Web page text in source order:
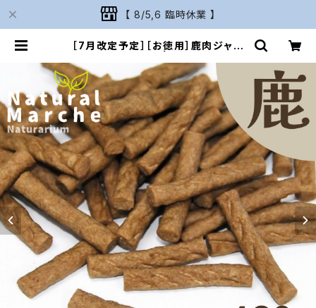
【 8/5,6 臨時休業 】
［7月改定予定］［お徳用］鹿肉ジャー